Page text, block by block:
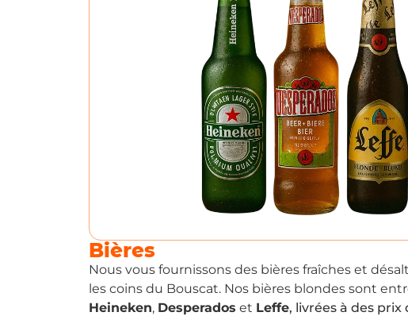
Bières
Nous vous fournissons des bières fraîches et
les coins du Bouscat. Nos bières blondes sont
Heineken, Desperados et Leffe, livrées à des